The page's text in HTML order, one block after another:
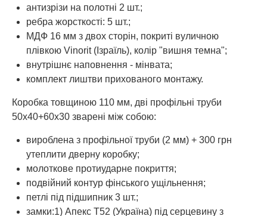
антизрізи на полотні 2 шт.;
ребра жорсткості: 5 шт.;
МДФ 16 мм з двох сторін, покриті вуличною
плівкою Vinorit (Ізраїль), колір "вишня темна";
внутрішнє наповнення - мінвата;
комплект лиштви прихованого монтажу.
Коробка товщиною 110 мм, дві профільні труби
50х40+60х30 зварені між собою:
вироблена з профільної труби (2 мм) + 300 грн
утеплити дверну коробку;
молоткове протиударне покриття;
подвійний контур фінського ущільнення;
петлі під підшипник 3 шт.;
замки:1) Апекс Т52 (Україна) під серцевину з